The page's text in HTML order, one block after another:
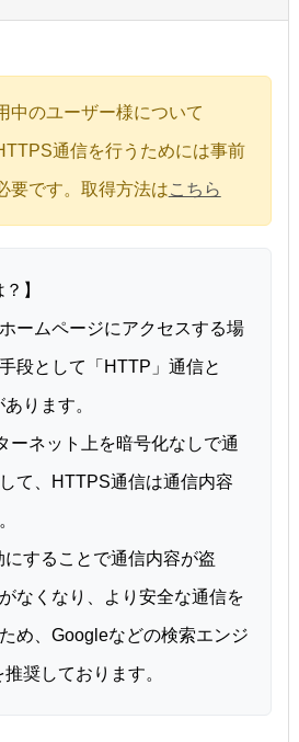
中のユーザー様について
通信を行うためには事前
要です。取得方法はこちら
】
ームページにアクセスする場
段として「HTTP」通信と
ります。
ーネット上を暗号化なしで通
て、HTTPS通信は通信内容
することで通信内容が盗
なくなり、より安全な通信を
め、Googleなどの検索エンジ
奨しております。